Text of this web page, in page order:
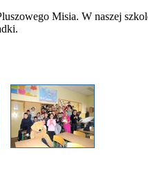
Misia. W naszej